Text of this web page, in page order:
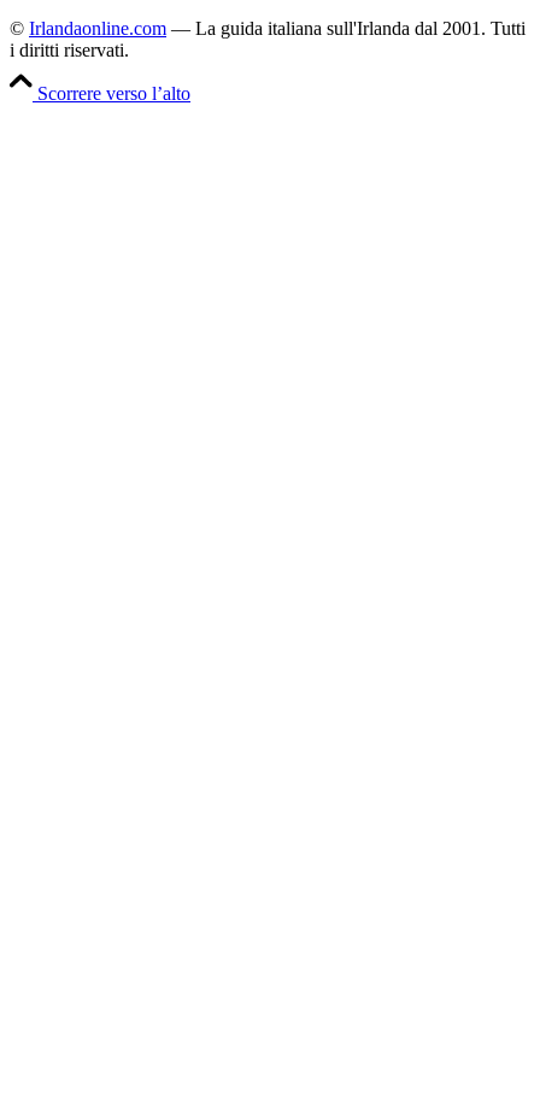
© Irlandaonline.com — La guida italiana sull'Irlanda dal 2001. Tutti
i diritti riservati.
Scorrere verso l’alto